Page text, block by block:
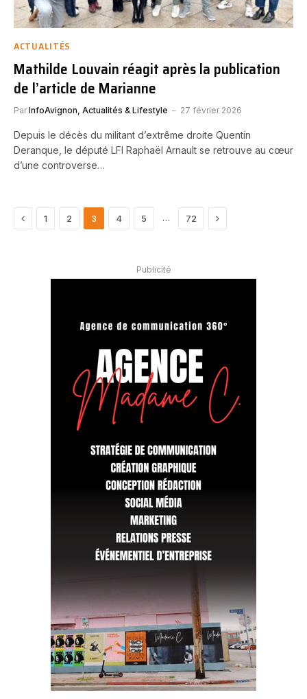
ACTUALITÉS
Mathilde Louvain réagit après la publication
de l’article de Marianne
Par InfoAvignon, Actualités & Lifestyle 27 février 2026
Depuis le décès du militant d’extrême droite Quentin
Deranque, le député LFI Raphaël Arnault se retrouve au cœur
d’une controverse…
Previous
1 2 3 4 5 … 72 Next
Publicité